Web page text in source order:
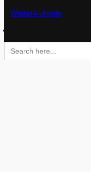
Weitere Urteile
Search
for: